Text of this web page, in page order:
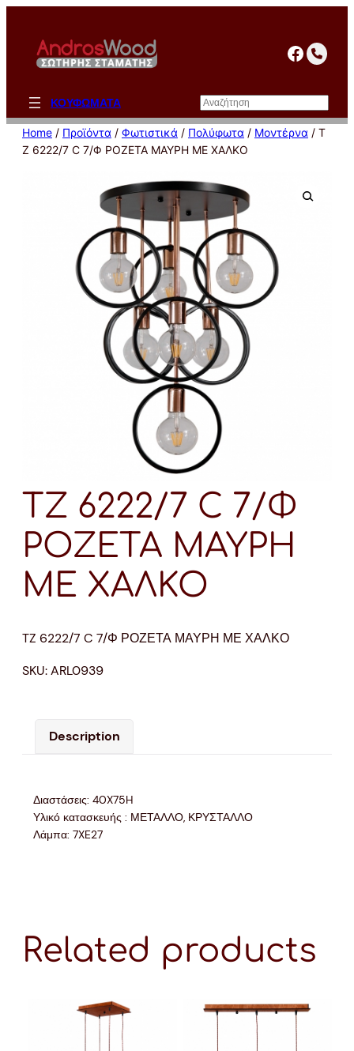
περιεχόμενο
ΚΟΥΦΩΜΑΤΑ Αναζήτηση
Home / Προϊόντα / Φωτιστικά / Πολύφωτα / Μοντέρνα / T
Z 6222/7 C 7/Φ ΡΟΖΕΤΑ ΜΑΥΡΗ ΜΕ ΧΑΛΚΟ
TZ 6222/7 C 7/Φ
ΡΟΖΕΤΑ ΜΑΥΡΗ
ΜΕ ΧΑΛΚΟ
TZ 6222/7 C 7/Φ ΡΟΖΕΤΑ ΜΑΥΡΗ ΜΕ ΧΑΛΚΟ
SKU:ARL0939
Description
Διαστάσεις: 40X75H
Υλικό κατασκευής : ΜΕΤΑΛΛΟ, ΚΡΥΣΤΑΛΛΟ
Λάμπα: 7XE27
Related products